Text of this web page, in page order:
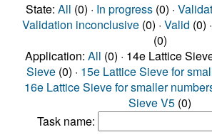
State: All (0) · In progress(0) ·
Validation inconclusive(0) · Valid (0)
(0)
Application: All (0) · 14e Lattice
Sieve (0) · 15e Lattice Sieve for
16e Lattice Sieve for smaller
Sieve V5 (0)
Task name: